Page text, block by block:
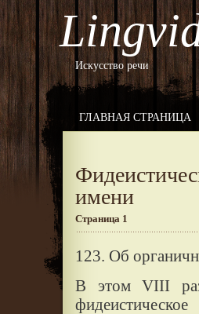
Искусство речи
ГЛАВНАЯ СТРАНИЦА
имени
Страница 1
123. Об
В этом VIII